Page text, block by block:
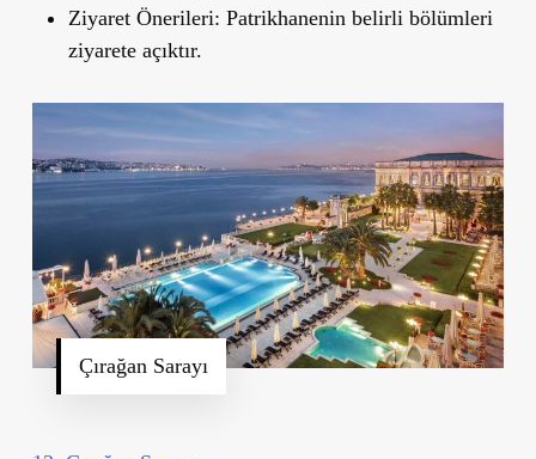
Ziyaret Önerileri: Patrikhanenin belirli bölümleri
ziyarete açıktır.
Çırağan Sarayı